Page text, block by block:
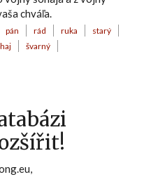
chváľa.
pán rád ruka
starý
švarný